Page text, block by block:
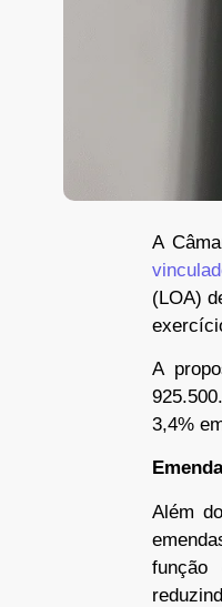
A
(LOA)
A
3,4%
Além
função